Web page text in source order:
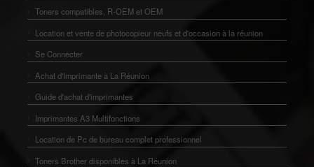
Toners compatibles, R-OEM et OEM
Location et vente de photocopieur neufs et d'occasion à la réunion
Se Connecter
Achat d'Imprimante à La Réunion
Guide d'achat d'imprimantes
Imprimantes A3 Multifonctions
Location de Pc de bureau complet professionnel
Toners Brother disponibles à La Réunion